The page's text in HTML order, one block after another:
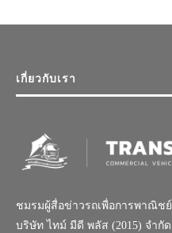
เกี่ยวกับเรา
ชมรมผู้สื่อข่าวรถเพื่อการพาณิชย์
บริษัท ไทม์ มีดี พลัส (2015) จำกัด